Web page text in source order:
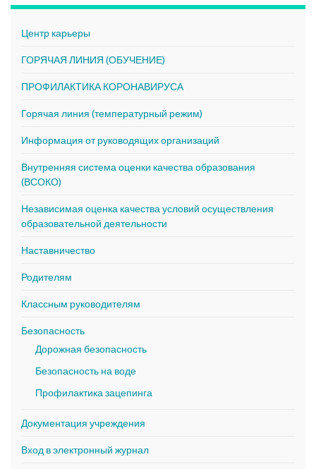
Центр карьеры
ГОРЯЧАЯ ЛИНИЯ (ОБУЧЕНИЕ)
ПРОФИЛАКТИКА КОРОНАВИРУСА
Горячая линия (температурный режим)
Информация от руководящих организаций
Внутренняя система оценки качества образования
(ВСОКО)
Независимая оценка качества условий осуществления
образовательной деятельности
Наставничество
Родителям
Классным руководителям
Безопасность
Дорожная безопасность
Безопасность на воде
Профилактика зацепинга
Документация учреждения
Вход в электронный журнал